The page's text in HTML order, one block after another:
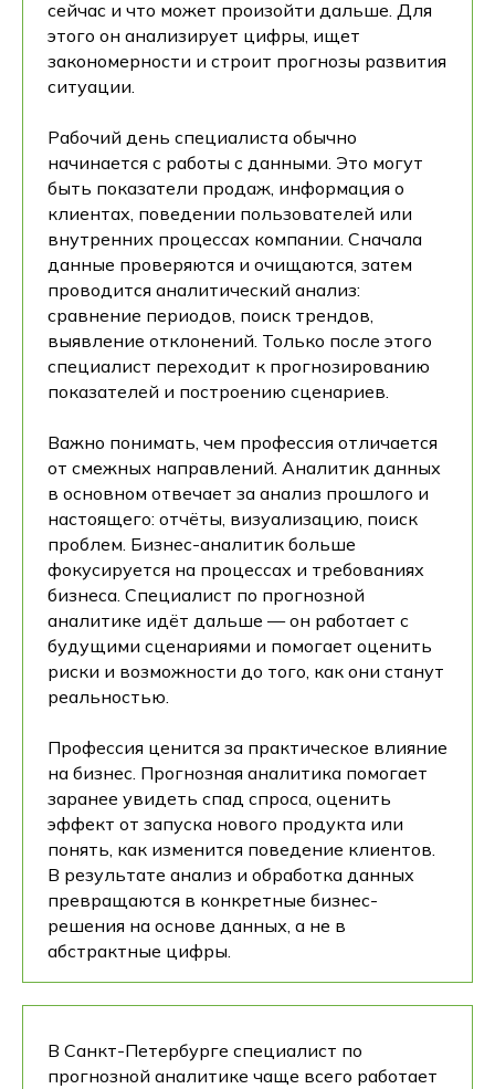
сейчас и что может произойти дальше. Для
этого он анализирует цифры, ищет
закономерности и строит прогнозы развития
ситуации.
Рабочий день специалиста обычно
начинается с работы с данными. Это могут
быть показатели продаж, информация о
клиентах, поведении пользователей или
внутренних процессах компании. Сначала
данные проверяются и очищаются, затем
проводится аналитический анализ:
сравнение периодов, поиск трендов,
выявление отклонений. Только после этого
специалист переходит к прогнозированию
показателей и построению сценариев.
Важно понимать, чем профессия отличается
от смежных направлений. Аналитик данных
в основном отвечает за анализ прошлого и
настоящего: отчёты, визуализацию, поиск
проблем. Бизнес-аналитик больше
фокусируется на процессах и требованиях
бизнеса. Специалист по прогнозной
аналитике идёт дальше — он работает с
будущими сценариями и помогает оценить
риски и возможности до того, как они станут
реальностью.
Профессия ценится за практическое влияние
на бизнес. Прогнозная аналитика помогает
заранее увидеть спад спроса, оценить
эффект от запуска нового продукта или
понять, как изменится поведение клиентов.
В результате анализ и обработка данных
превращаются в конкретные бизнес-
решения на основе данных, а не в
абстрактные цифры.
В Санкт-Петербурге специалист по
прогнозной аналитике чаще всего работает